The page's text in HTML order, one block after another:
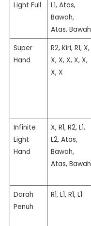
Light Full
L1, Atas,
Bawah,
Atas, Bawah
Super
Hand
R2, Kiri, R1, X,
X, X, X, X, X,
X, X
Infinite
Light
Hand
X, R1, R2, L1,
L2, Atas,
Bawah,
Atas, Bawah
Darah
Penuh
R1, L1, R1, L1